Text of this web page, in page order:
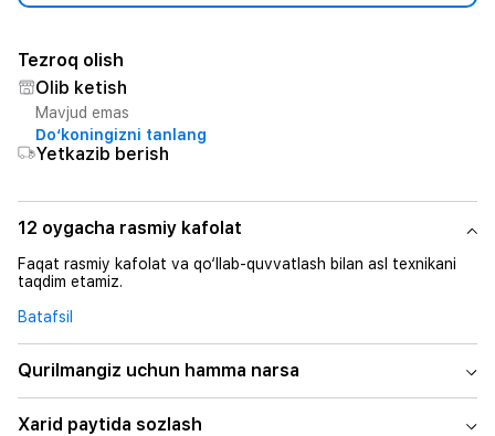
Tezroq olish
Olib ketish
Mavjud emas
Do‘koningizni tanlang
Yetkazib berish
12 oygacha rasmiy kafolat
Faqat rasmiy kafolat va qo‘llab-quvvatlash bilan asl texnikani
taqdim etamiz.
Batafsil
Qurilmangiz uchun hamma narsa
Xarid paytida sozlash